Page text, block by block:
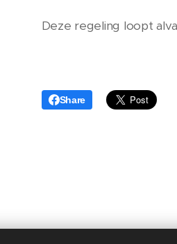
Deze regeling loopt
Share